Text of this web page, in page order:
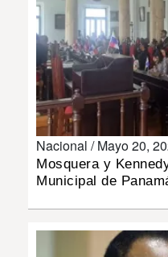
NACIONAL
POLÍTICA
SHOW
DEPORTES
Nacional /Mayo 20,
Mosquera y
Municipal de